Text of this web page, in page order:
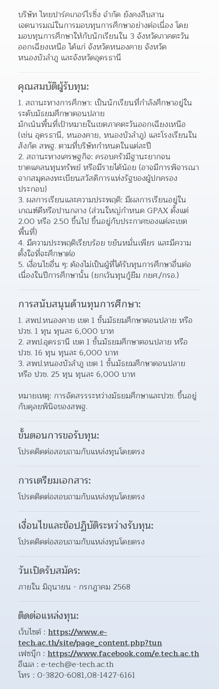
บริษัท ไทยปาร์คเกอร์ไรซิ่ง จำกัด ยังคงสืบสาน
เจตนารมณ์ในการมอบทุนการศึกษาอย่างต่อเนื่อง โดย
มอบทุนการศึกษาให้กับนักเรียนใน 3 จังหวัดภาคตะวัน
ออกเฉียงเหนือ ได้แก่ จังหวัดหนองคาย จังหวัด
หนองบัวลำภู และจังหวัดอุดรธานี
คุณสมบัติผู้รับทุน:
1. สถานะทางการศึกษา: เป็นนักเรียนที่กำลังศึกษาอยู่ใน
ระดับมัธยมศึกษาตอนปลาย
มักเน้นพื้นที่เป้าหมายในเขตภาคตะวันออกเฉียงเหนือ
(เช่น อุดรธานี, หนองคาย, หนองบัวลำภู) และโรงเรียนใน
สังกัด สพฐ. ตามที่บริษัทกำหนดในแต่ละปี
2. สถานะทางเศรษฐกิจ: ครอบครัวมีฐานะยากจน
ขาดแคลนทุนทรัพย์ หรือมีรายได้น้อย (อาจมีการพิจารณา
จากสมุดลงทะเบียนสวัสดิการแห่งรัฐของผู้ปกครอง
ประกอบ)
3. ผลการเรียนและความประพฤติ: มีผลการเรียนอยู่ใน
เกณฑ์ดีหรือปานกลาง (ส่วนใหญ่กำหนด GPAX ตั้งแต่
2.00 หรือ 2.50 ขึ้นไป ขึ้นอยู่กับประกาศของแต่ละเขต
พื้นที่)
4. มีความประพฤติเรียบร้อย ขยันหมั่นเพียร และมีความ
ตั้งใจที่จะศึกษาต่อ
5. เงื่อนไขอื่น ๆ: ต้องไม่เป็นผู้ที่ได้รับทุนการศึกษาอื่นต่อ
เนื่องในปีการศึกษานั้น (ยกเว้นทุนกู้ยืม กยศ./กรอ.)
การสนับสนุนด้านทุนการศึกษา:
1. สพป.หนองคาย เขต 1 ชั้นมัธยมศึกษาตอนปลาย หรือ
ปวช. 1 ทุน ทุนละ 6,000 บาท
2. สพป.อุดรธานี เขต 1 ชั้นมัธยมศึกษาตอนปลาย หรือ
ปวช. 16 ทุน ทุนละ 6,000 บาท
3. สพป.หนองบัวลำภู เขต 1 ชั้นมัธยมศึกษาตอนปลาย
หรือ ปวช. 25 ทุน ทุนละ 6,000 บาท
หมายเหตุ: การจัดสรรระหว่างมัธยมศึกษาและปวช. ขึ้นอยู่
กับดุลยพินิจของสพฐ.
ขั้นตอนการขอรับทุน:
โปรดติดต่อสอบถามกับแหล่งทุนโดยตรง
การเตรียมเอกสาร:
โปรดติดต่อสอบถามกับแหล่งทุนโดยตรง
เงื่อนไขและข้อปฏิบัติระหว่างรับทุน:
โปรดติดต่อสอบถามกับแหล่งทุนโดยตรง
วันเปิดรับสมัคร:
ภายใน มิถุนายน - กรกฎาคม 2568
ติดต่อแหล่งทุน:
เว็บไซต์ : https://www.e-
tech.ac.th/site/page_content.php?tun
เฟซบุ๊ก : https://www.facebook.com/e.tech.ac.th
อีเมล : e-tech@e-tech.ac.th
โทร : 0-3820-6081,08-1427-6161